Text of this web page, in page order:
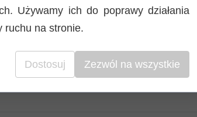
czasów jej zamieszkania. Wiadomo
a dokładniej z okresu między
Używamy ich do poprawy działania
ruchu na stronie.
Dostosuj Zezwól na wszystkie